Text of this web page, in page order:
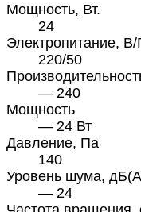
Мощность, Вт.
24
Электропитание, В/
220/50
— 240
Мощность
— 24 Вт
Давление, Па
140
Уровень шума,
— 24